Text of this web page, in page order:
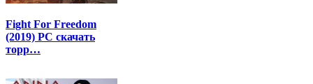
Fight For Freedom
(2019) PC скачать
торр…